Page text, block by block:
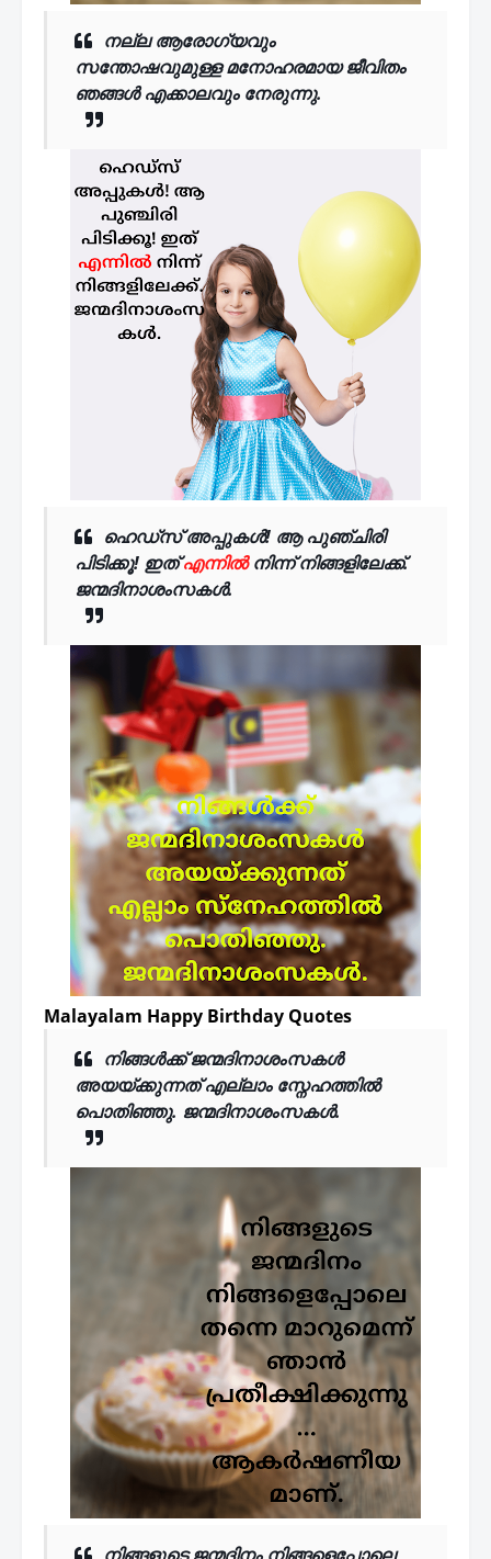
നല്ല ആരോഗ്യവും
സന്തോഷവുമുള്ള മനോഹരമായ ജീവിതം
ഞങ്ങൾ എക്കാലവും നേരുന്നു.
ഹെഡ്സ് അപ്പുകൾ! ആ പുഞ്ചിരി
പിടിക്കൂ! ഇത്എന്നിൽനിന്ന് നിങ്ങളിലേക്ക്.
ജന്മദിനാശംസകൾ.
Malayalam Happy Birthday Quotes
നിങ്ങൾക്ക് ജന്മദിനാശംസകൾ
അയയ്ക്കുന്നത് എല്ലാം സ്നേഹത്തിൽ
പൊതിഞ്ഞു. ജന്മദിനാശംസകൾ.